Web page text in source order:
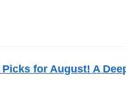
for August! A